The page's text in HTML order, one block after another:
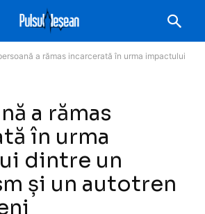
a rămas incarcerată în urma impactului
a rămas
în urma
dintre un
și un autotren